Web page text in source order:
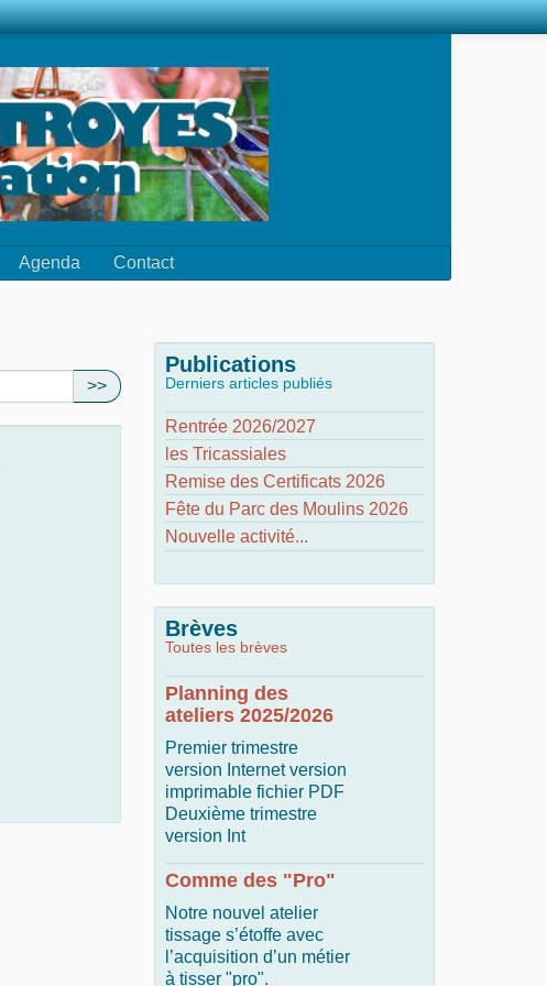
Agenda
Contact
>>
Publications
Derniers articles publiés
Rentrée 2026/2027
les Tricassiales
Remise des Certificats 2026
Fête du Parc des Moulins 2026
Nouvelle activité...
Brèves
Toutes les brèves
Planning des
ateliers 2025/2026
Premier trimestre
version Internet version
imprimable fichier PDF
Deuxième trimestre
version Int
Comme des "Pro"
Notre nouvel atelier
tissage s’étoffe avec
l’acquisition d’un métier
à tisser "pro".